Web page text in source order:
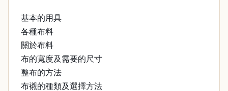
基本的用具
各種布料
關於布料
布的寬度及需要的尺寸
整布的方法
布襯的種類及選擇方法